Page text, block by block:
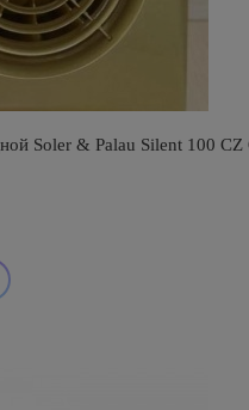
Soler & Palau Silent 100 CZ